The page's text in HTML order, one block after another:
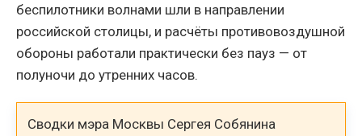
беспилотники волнами шли в направлении
российской столицы, и расчёты противовоздушной
обороны работали практически без пауз — от
полуночи до утренних часов.
Сводки мэра Москвы Сергея Собянина